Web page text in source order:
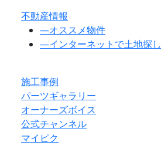
不動産情報
―オススメ物件
―インターネットで土地探し
施工事例
パーツギャラリー
オーナーズボイス
公式チャンネル
マイピク